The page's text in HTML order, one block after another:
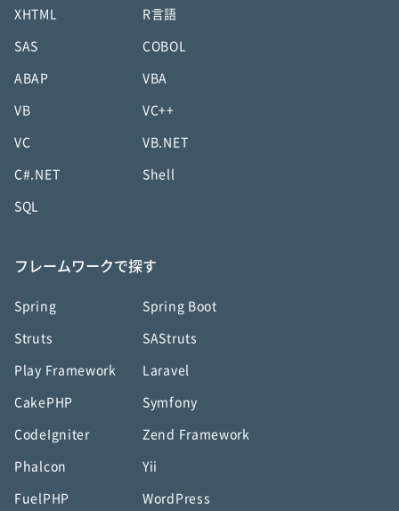
XHTML R言語
SAS COBOL
ABAP VBA
VB VC++
VC VB.NET
C#.NET Shell
SQL
フレームワークで探す
Spring Spring Boot
Struts SAStruts
Play Framework Laravel
CakePHP Symfony
CodeIgniter Zend Framework
Phalcon Yii
FuelPHP WordPress